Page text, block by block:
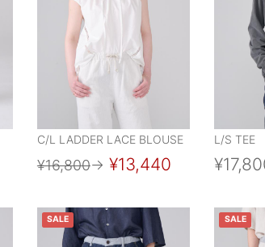
C/L LADDER LACE BLOUSE
¥16,800→ ¥13,440
L/S TEE
SALE SALE